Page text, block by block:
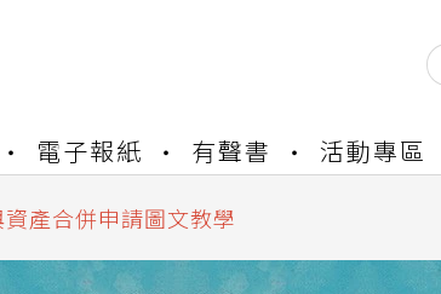
電子報紙 有聲書 活動專區
合併結果查詢